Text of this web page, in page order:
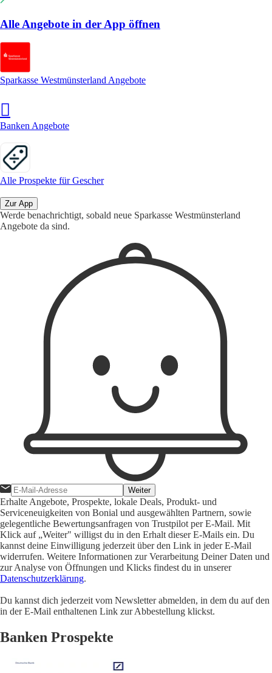
Alle Angebote in der App öffnen
Sparkasse Westmünsterland Angebote
Banken Angebote
Alle Prospekte für Gescher
Zur App
Werde benachrichtigt, sobald neue Sparkasse Westmünsterland
Angebote da sind.
Weiter
Erhalte Angebote, Prospekte, lokale Deals, Produkt- und
Serviceneuigkeiten von Bonial und ausgewählten Partnern, sowie
gelegentliche Bewertungsanfragen von Trustpilot per E-Mail. Mit
Klick auf „Weiter" willigst du in den Erhalt dieser E-Mails ein. Du
kannst deine Einwilligung jederzeit über den Link in jeder E-Mail
widerrufen. Weitere Informationen zur Verarbeitung Deiner Daten und
zur Analyse von Öffnungen und Klicks findest du in unserer
Datenschutzerklärung.
Du kannst dich jederzeit vom Newsletter abmelden, in dem du auf den
in der E-Mail enthaltenen Link zur Abbestellung klickst.
Banken Prospekte